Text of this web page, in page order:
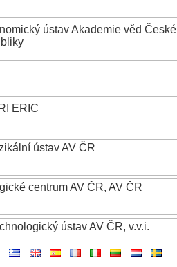
ústav Akademie věd České
ERIC
ústav AV ČR
centrum AV ČR, AV ČR
ústav AV ČR, v.v.i.